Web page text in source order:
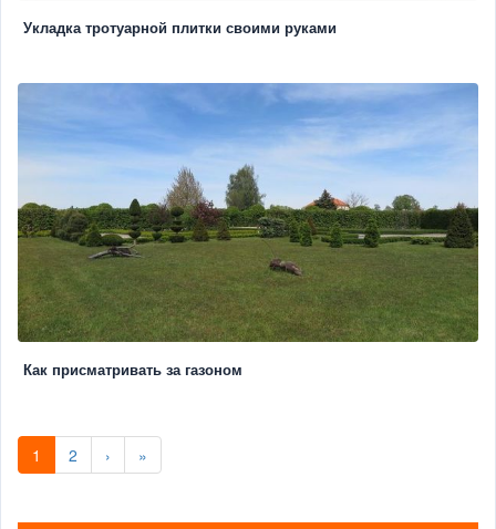
Укладка тротуарной плитки своими руками
Как присматривать за газоном
1 2 › »